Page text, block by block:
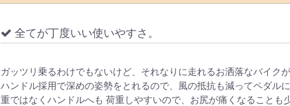
全てが丁度いい使いやすさ。
ガッツリ乗るわけでもないけど、それなりに走れるお洒落なバイク
ハンドル採用で深めの姿勢をとれるので、風の抵抗も減ってペダル
重ではなくハンドルへも 荷重しやすいので、お尻が痛くなることも